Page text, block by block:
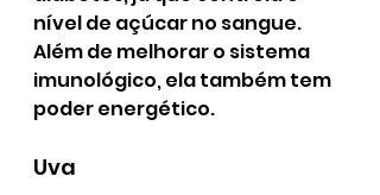
nível de açúcar no sangue.
Além de melhorar o sistema
imunológico, ela também tem
poder energético.
Uva